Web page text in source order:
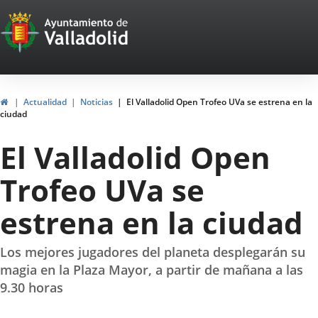
Portal
Web
del
Ayuntamiento
de
Valladolid
InicioActualidad Noticias
El Valladolid Open Trofeo UVa se estrena en la
ciudad
El Valladolid Open
Trofeo UVa se
estrena en la ciudad
Los mejores jugadores del planeta desplegarán su
magia en la Plaza Mayor, a partir de mañana a las
9.30 horas